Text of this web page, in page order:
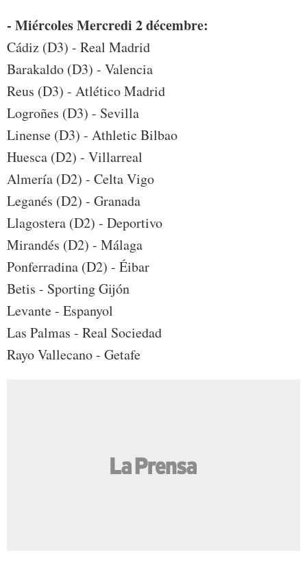
- Miércoles Mercredi 2 décembre:
Cádiz (D3) - Real Madrid
Barakaldo (D3) - Valencia
Reus (D3) - Atlético Madrid
Logroñes (D3) - Sevilla
Linense (D3) - Athletic Bilbao
Huesca (D2) - Villarreal
Almería (D2) - Celta Vigo
Leganés (D2) - Granada
Llagostera (D2) - Deportivo
Mirandés (D2) - Málaga
Ponferradina (D2) - Éibar
Betis - Sporting Gijón
Levante - Espanyol
Las Palmas - Real Sociedad
Rayo Vallecano - Getafe